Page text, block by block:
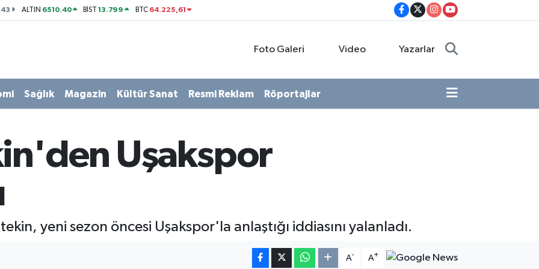
ALTIN 6510.40 BİST13.799 BTC 64.225,61
Foto Galeri Video Yazarlar
Sağlık Magazin Kültür Sanat Resmi Reklam Röportajlar
Uşakspor
yeni sezon öncesi Uşakspor'la anlaştığı iddiasını yalanladı.
A- A+